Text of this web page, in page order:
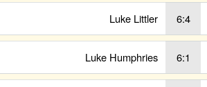
Luke Littler 6:4
Luke Humphries 6:1